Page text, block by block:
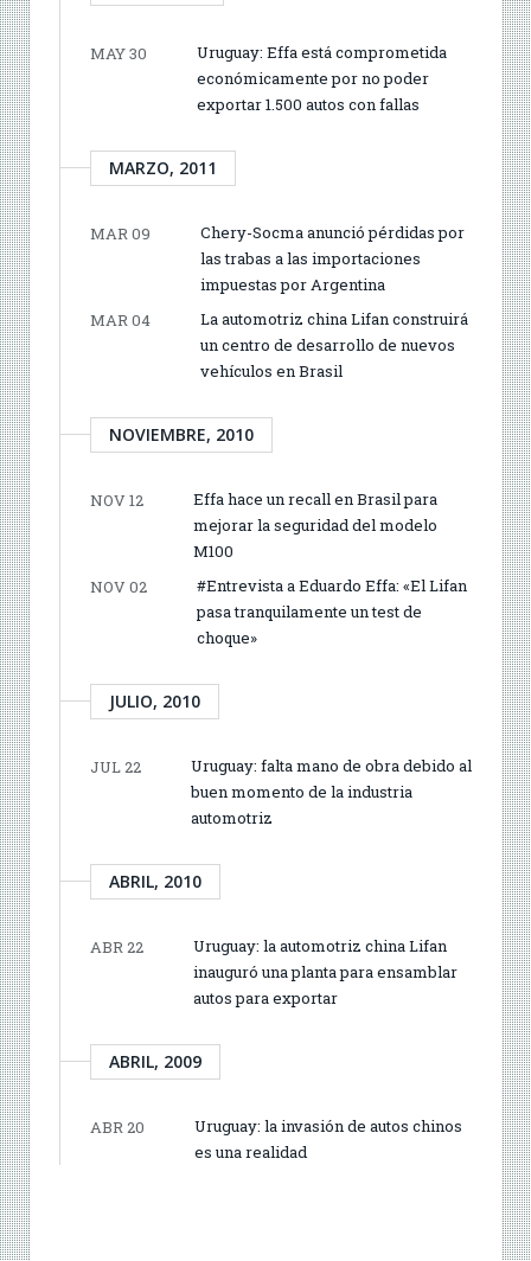
MAY 30
Uruguay: Effa está comprometida
económicamente por no poder
exportar 1.500 autos con fallas
MARZO, 2011
MAR 09
Chery-Socma anunció pérdidas por
las trabas a las importaciones
impuestas por Argentina
MAR 04
La automotriz china Lifan construirá
un centro de desarrollo de nuevos
vehículos en Brasil
NOVIEMBRE, 2010
NOV 12
Effa hace un recall en Brasil para
mejorar la seguridad del modelo
M100
NOV 02
#Entrevista a Eduardo Effa: «El Lifan
pasa tranquilamente un test de
choque»
JULIO, 2010
JUL 22
Uruguay: falta mano de obra debido al
buen momento de la industria
automotriz
ABRIL, 2010
ABR 22
Uruguay: la automotriz china Lifan
inauguró una planta para ensamblar
autos para exportar
ABRIL, 2009
ABR 20
Uruguay: la invasión de autos chinos
es una realidad